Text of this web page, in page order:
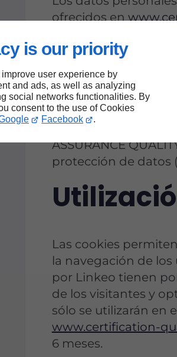
is our priority
user experience by
and ads, as well as analyzing
social networks functionalities. By
consent to the use of Cookies
Facebook .
ofrecidos en
según protocolos
QUALITY gestionar
informáticas.
Para cualquier
tratamiento de
ASSURANCE
ASSURANCE
protección de datos
Las cookies
la navegación de
por Linkeo tienen
de los visitantes y
sólo se utilizarán en
www.certification-
6 meses.